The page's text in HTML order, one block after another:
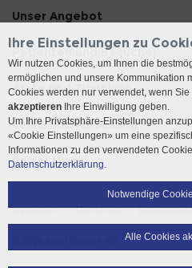
Unser Angebot
Patienten und Besucher
Ärzte und Zuweiser
Lehre und Forschung
Social Media
Impressum Disclaimer Datenschutz
Ihre Einstellungen zu
Wir nutzen Cookies, um Ihnen die
ermöglichen und unsere Kommunikation
Cookies werden nur verwendet, wenn
akzeptieren Ihre Einwilligung geben.
Um Ihre Privatsphäre-Einstellungen
«Cookie Einstellungen» um eine
Informationen zu den verwendeten
Datenschutzerklärung.
Notwendige
Alle Cookies